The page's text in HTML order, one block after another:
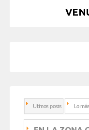
Ultimos posts Lo